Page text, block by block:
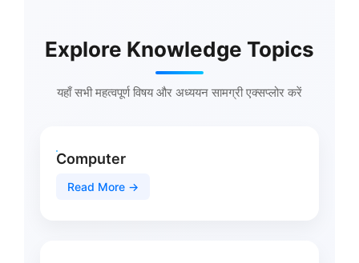
Explore Knowledge Topics
यहाँ सभी महत्वपूर्ण विषय और अध्ययन सामग्री एक्सप्लोर करें
Computer
Read More →